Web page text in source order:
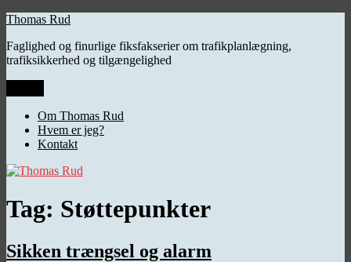
Videre
indhold
Thomas Rud
Faglighed og finurlige fiksfakserier om trafikplanlægning,
trafiksikkerhed og tilgængelighed
Om Thomas Rud
Hvem er jeg?
Kontakt
Tag: Støttepunkter
Sikken trængsel og alarm